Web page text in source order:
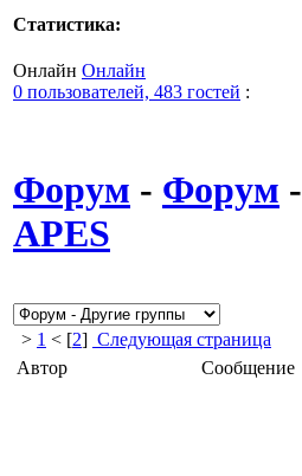
Статистика:
Онлайн Онлайн
0 пользователей, 483 гостей :
Форум - Форум -
APES
> 1 < [2] Следующая страница
Автор
Сообщение